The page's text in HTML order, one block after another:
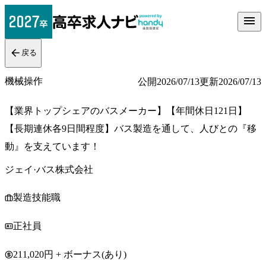
戻る
機械操作 公開2026/07/13更新2026/07/13
【業界トップシェアのバスメーカー】【年間休日121日】
【長期連休各9日間程度】バス製造を通して、人びとの『移
動』を支えています！
ジェイ·バス株式会社
製造技能職
正社員
211,020円 + ボーナス(あり)